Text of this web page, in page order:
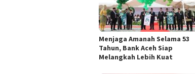
Menjaga Amanah Selama 53
Tahun, Bank Aceh Siap
Melangkah Lebih Kuat